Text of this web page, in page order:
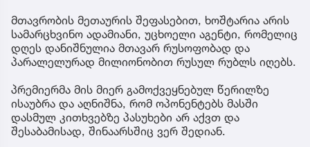
მთავრობის მეთაურის შეფასებით, ხოშტარია არის
სამარცხვინო ადამიანი, უცხოელი აგენტი, რომელიც
დღეს დანიშნულია მთავარ რუსოფობად და
პარალელურად მილიონობით რუსულ რუბლს იღებს.
პრემიერმა მის მიერ გამოქვეყნებულ წერილზე
ისაუბრა და აღნიშნა, რომ ოპონენტებს მასში
დასმულ კითხვებზე პასუხები არ აქვთ და
შესაბამისად, შინაარსშიც ვერ შედიან.